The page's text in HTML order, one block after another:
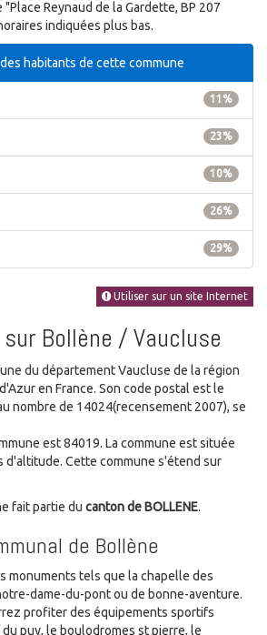
Reynaud de la Gardette, BP 207
indiquées plus bas.
habitants de cette commune
11%
23%
10%
26%
29%
Utiliser sur un site Internet
Bollène / Vaucluse
du département Vaucluse de la région
en France. Son code postal est le
nombre de 14024(recensement 2007), se
est 84019. La commune est située
d'altitude. Cette commune s'étend sur
fait partie du canton de BOLLENE.
de Bollène
monuments tels que la chapelle des
dame-du-pont ou de bonne-aventure.
profiter des équipements sportifs
puy, le boulodromes st pierre, le